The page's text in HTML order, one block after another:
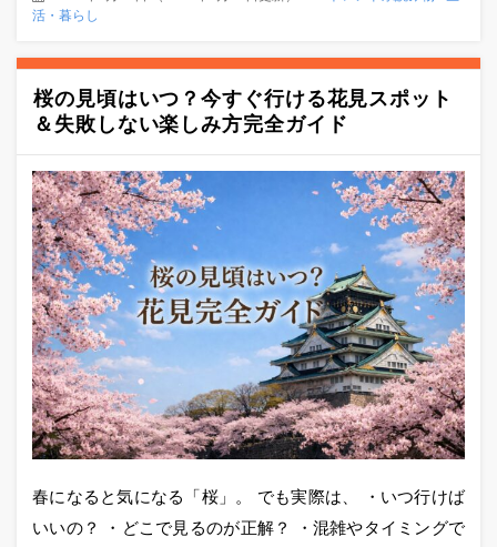
活・暮らし
桜の見頃はいつ？今すぐ行ける花見スポット
＆失敗しない楽しみ方完全ガイド
春になると気になる「桜」。 でも実際は、 ・いつ行けば
いいの？ ・どこで見るのが正解？ ・混雑やタイミングで